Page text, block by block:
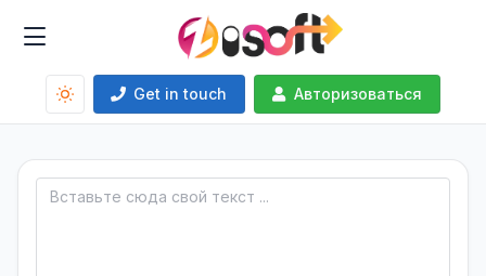
Get in touch Авторизоваться